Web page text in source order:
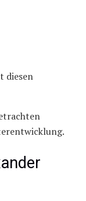
diesen